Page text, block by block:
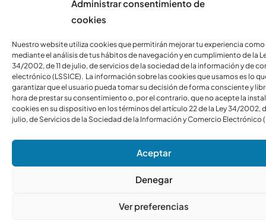
Administrar consentimiento de
cookies
Nuestro website utiliza cookies que permitirán mejorar tu experiencia como
mediante el análisis de tus hábitos de navegación y en cumplimiento de la
34/2002, de 11 de julio, de servicios de la sociedad de la información y de
electrónico (LSSICE). La información sobre las cookies que usamos es lo
garantizar que el usuario pueda tomar su decisión de forma consciente y
hora de prestar su consentimiento o, por el contrario, que no acepte la
cookies en su dispositivo en los términos del artículo 22 de la Ley 34/2002,
julio, de Servicios de la Sociedad de la Información y Comercio Electrónico
Aceptar
Denegar
Ver preferencias